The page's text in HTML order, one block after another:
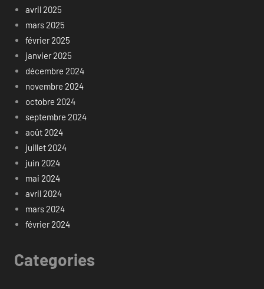
avril 2025
mars 2025
février 2025
janvier 2025
décembre 2024
novembre 2024
octobre 2024
septembre 2024
août 2024
juillet 2024
juin 2024
mai 2024
avril 2024
mars 2024
février 2024
Categories